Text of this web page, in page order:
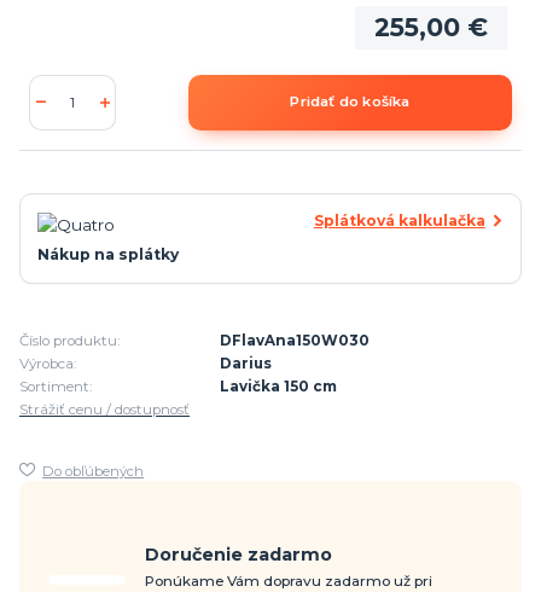
255,00 €
Pridať do košíka
Splátková kalkulačka
Nákup na splátky
Číslo produktu:
DFlavAna150W030
Výrobca:
Darius
Sortiment:
Lavička 150 cm
Strážiť cenu / dostupnosť
Do obľúbených
Doručenie zadarmo
Ponúkame Vám dopravu zadarmo už pri